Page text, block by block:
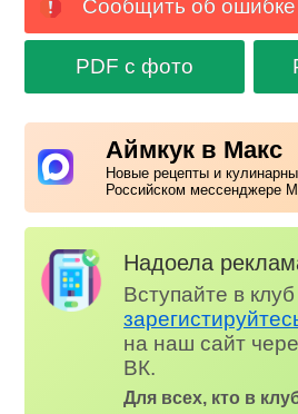
Сообщить об ошибке
PDF с фото
Аймкук в Макс
Новые рецепты и
Российском мессенджере
Надоела
Вступайте в
на наш сайт
ВК.
Для всех, кто в